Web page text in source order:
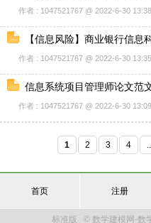
作者 : 1047521767 @ 2022-6-30 13:38
【信息风险】商业银行信息
作者 : 1047521767 @ 2022-6-30 13:35
信息系统项目管理师论文范
作者 : 1047521767 @ 2022-6-30 13:09
1 2 3 4
首页 注册
标准版 © 数学建模网-数